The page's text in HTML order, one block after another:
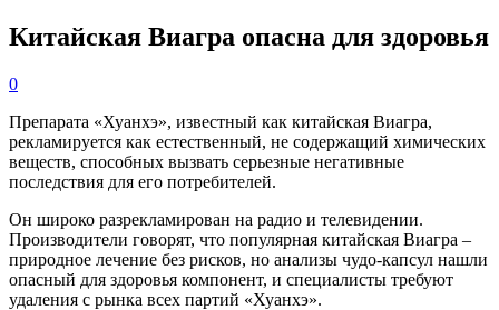
Китайская Виагра опасна для здоровья
0
Препарата «Хуанхэ», известный как китайская Виагра,
рекламируется как естественный, не содержащий химических
веществ, способных вызвать серьезные негативные
последствия для его потребителей.
Он широко разрекламирован на радио и телевидении.
Производители говорят, что популярная китайская Виагра –
природное лечение без рисков, но анализы чудо-капсул нашли
опасный для здоровья компонент, и специалисты требуют
удаления с рынка всех партий «Хуанхэ».